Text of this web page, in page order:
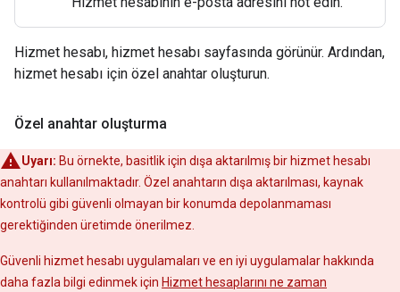
Hizmet hesabı, hizmet hesabı sayfasında görünür. Ardından,
hizmet hesabı için özel anahtar oluşturun.
Özel anahtar oluşturma
Uyarı: Bu örnekte, basitlik için dışa aktarılmış bir hizmet hesabı
anahtarı kullanılmaktadır. Özel anahtarın dışa aktarılması, kaynak
kontrolü gibi güvenli olmayan bir konumda depolanmaması
gerektiğinden üretimde önerilmez.
Güvenli hizmet hesabı uygulamaları ve en iyi uygulamalar hakkında
daha fazla bilgi edinmek için Hizmet hesaplarını ne zaman